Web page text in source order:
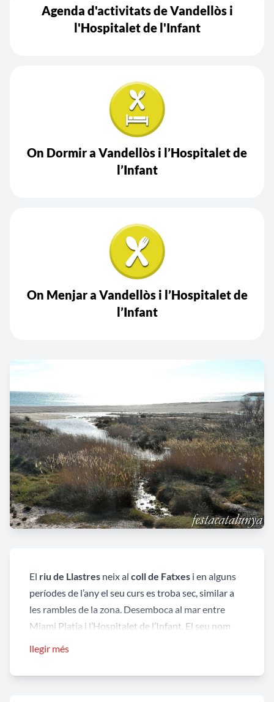
Agenda d'activitats de Vandellòs i
l'Hospitalet de l'Infant
On Dormir a Vandellòs i l’Hospitalet de
l’Infant
On Menjar a Vandellòs i l’Hospitalet de
l’Infant
El riu de Llastres neix al coll de Fatxes i en alguns
períodes de l’any el seu curs es troba sec, similar a
les rambles de la zona. Desemboca al mar entre
Miami Platja i l’Hospitalet de l’Infant. El seu nom
lloc primer aUllastresi a l’actualLlastres.
llegir més